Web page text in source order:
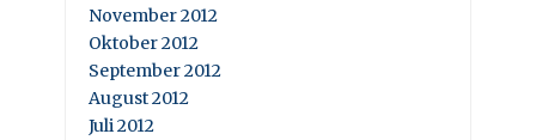
November 2012
Oktober 2012
September 2012
August 2012
Juli 2012